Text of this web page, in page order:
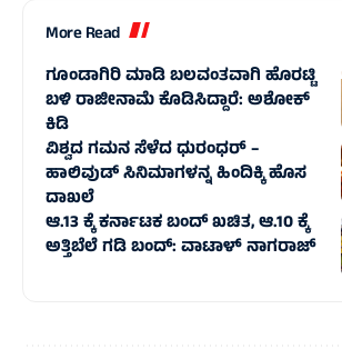
More Read
ಗೂಂಡಾಗಿರಿ ಮಾಡಿ ಬಲವಂತವಾಗಿ ಹೊರಟ್ಟಿ
ಬಳಿ ರಾಜೀನಾಮೆ ಕೊಡಿಸಿದ್ದಾರೆ: ಅಶೋಕ್‌
ಕಿಡಿ
ವಿಶ್ವದ ಗಮನ ಸೆಳೆದ ಧುರಂಧರ್ –
ಹಾಲಿವುಡ್‌ ಸಿನಿಮಾಗಳನ್ನ ಹಿಂದಿಕ್ಕಿ ಹೊಸ
ದಾಖಲೆ
ಆ.13 ಕ್ಕೆ ಕರ್ನಾಟಕ ಬಂದ್ ಖಚಿತ, ಆ.10 ಕ್ಕೆ
ಅತ್ತಿಬೆಲೆ ಗಡಿ ಬಂದ್: ವಾಟಾಳ್ ನಾಗರಾಜ್